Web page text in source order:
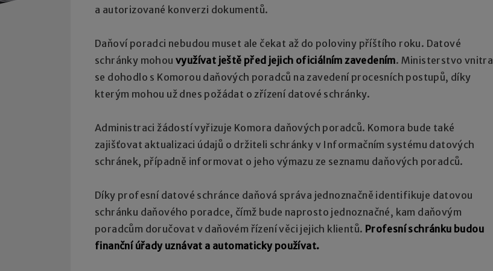
a autorizované konverzi dokumentů.
Daňoví poradci nebudou muset ale čekat až do poloviny příštího roku. Datové
schránky mohou využívat ještě před jejich oficiálním zavedením. Ministerstvo vnitra
se dohodlo s Komorou daňových poradců na zavedení procesních postupů, díky
kterým mohou už dnes požádat o zřízení datové schránky.
Administraci žádostí vyřizuje Komora daňových poradců. Komora bude také
zajišťovat aktualizaci údajů o držiteli schránky v Informačním systému datových
schránek, případně informovat o jeho výmazu ze seznamu daňových poradců.
Díky profesní datové schránce daňová správa jednoznačně identifikuje datovou
schránku daňového poradce, čímž bude naprosto jednoznačné, kam daňovým
poradcům doručovat v daňovém řízení věci jejich klientů. Profesní schránku budou
finanční úřady uznávat a automaticky používat.